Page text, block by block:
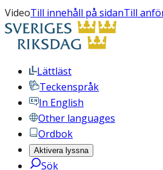
VideoTill innehåll på sidanTill
Lättläst
Teckenspråk
In English
Other languages
Ordbok
Aktivera lyssna
Sök